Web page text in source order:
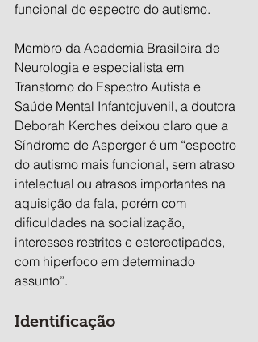
funcional do espectro do autismo.
Membro da Academia Brasileira de
Neurologia e especialista em
Transtorno do Espectro Autista e
Saúde Mental Infantojuvenil, a doutora
Deborah Kerches deixou claro que a
Síndrome de Asperger é um “espectro
do autismo mais funcional, sem atraso
intelectual ou atrasos importantes na
aquisição da fala, porém com
dificuldades na socialização,
interesses restritos e estereotipados,
com hiperfoco em determinado
assunto”.
Identificação